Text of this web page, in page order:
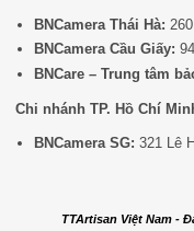
BNCamera Thái Hà:
BNCamera Cầu Giấy:
BNCare – Trung tâm
Chi nhánh TP. Hồ Chí
BNCamera SG: 321 Lê
TTArtisan Việt Nam -